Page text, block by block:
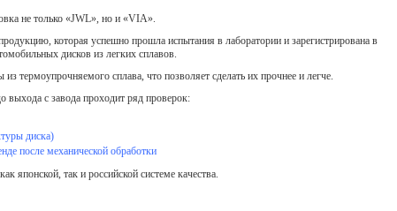
не только «JWL», но и «VIA».
которая успешно прошла испытания в лаборатории и зарегистрирована в
дисков из легких сплавов.
термоупрочняемого сплава, что позволяет сделать их прочнее и легче.
выхода с завода проходит ряд проверок:
диска)
после механической обработки
японской, так и российской системе качества.